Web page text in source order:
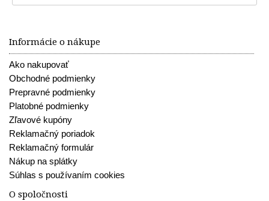
Informácie o nákupe
Ako nakupovať
Obchodné podmienky
Prepravné podmienky
Platobné podmienky
Zľavové kupóny
Reklamačný poriadok
Reklamačný formulár
Nákup na splátky
Súhlas s používaním cookies
O spoločnosti